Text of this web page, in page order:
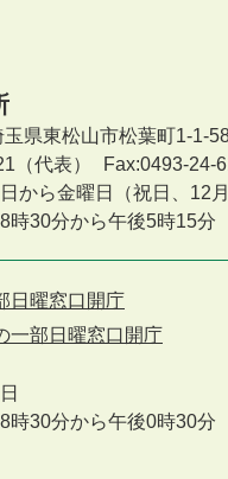
県東松山市松葉町1-1-
（代表）
Fax:0493-24-
から金曜日
（祝日、12
時30分から午後5時15分
日曜窓口開庁
一部日曜窓口開庁
時30分から午後0時30分